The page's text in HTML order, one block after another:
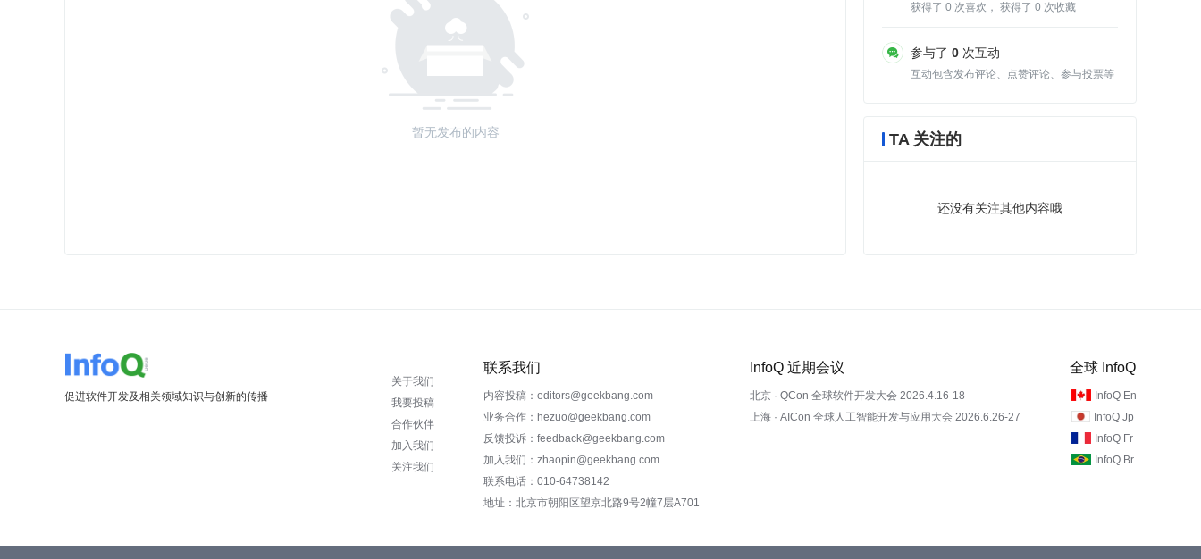
暂无发布的内容
获得了 0 次喜欢， 获得了 0 次收藏
参与了 0 次互动
互动包含发布评论、点赞评论、参与投票等
TA 关注的
还没有关注其他内容哦
促进软件开发及相关领域知识与创新的传播
关于我们
我要投稿
合作伙伴
加入我们
关注我们
联系我们
内容投稿：editors@geekbang.com
业务合作：hezuo@geekbang.com
反馈投诉：feedback@geekbang.com
加入我们：zhaopin@geekbang.com
联系电话：010-64738142
地址：北京市朝阳区望京北路9号2幢7层A701
InfoQ 近期会议
北京 · QCon 全球软件开发大会 2026.4.16-18
上海 · AICon 全球人工智能开发与应用大会 2026.6.26-27
全球 InfoQ
InfoQ En
InfoQ Jp
InfoQ Fr
InfoQ Br